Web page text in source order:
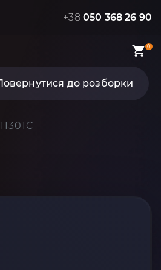
+38 050 368 26 90
0
до розборки